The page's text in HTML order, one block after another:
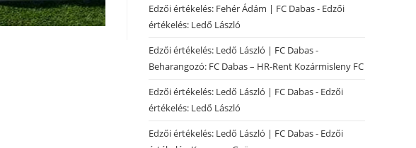
Edzői értékelés: Fehér Ádám | FC Dabas- Edzői
értékelés: Ledő László
Edzői értékelés: Ledő László | FC Dabas-
Beharangozó: FC Dabas – HR-Rent Kozármisleny FC
Edzői értékelés: Ledő László | FC Dabas- Edzői
értékelés: Ledő László
Edzői értékelés: Ledő László | FC Dabas- Edzői